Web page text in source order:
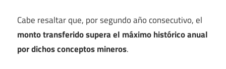
Cabe resaltar que, por segundo año consecutivo, el
monto transferido supera el máximo histórico anual
por dichos conceptos mineros.